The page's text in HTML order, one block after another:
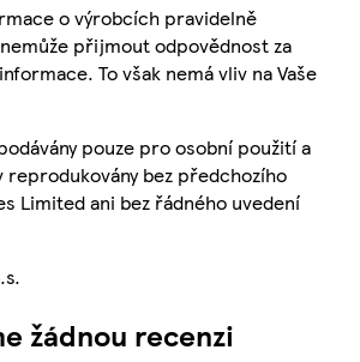
o výrobcích pravidelně
přijmout odpovědnost za
To však nemá vliv na Vaše
pouze pro osobní použití a
reprodukovány bez předchozího
Limited ani bez řádného uvedení
žádnou recenzi